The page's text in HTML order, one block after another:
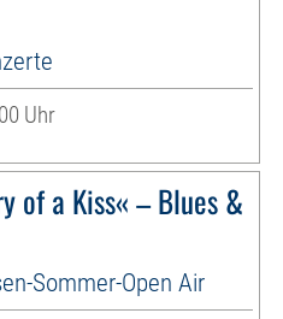
Uhr
of a Kiss« – Blues &
Sommer-Open Air